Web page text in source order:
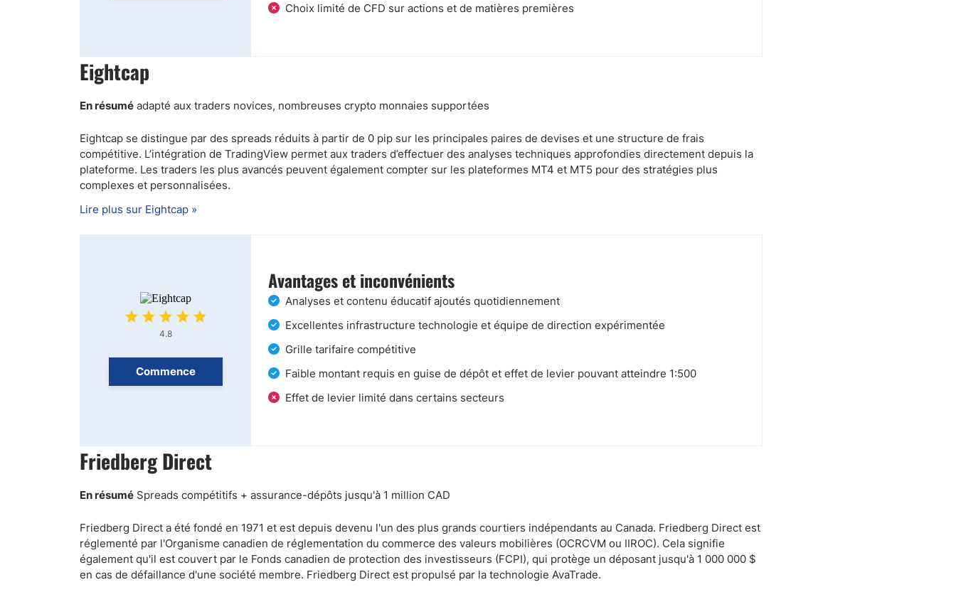
Choix limité de CFD sur actions et de matières premières
Eightcap
En résumé adapté aux traders novices, nombreuses crypto monnaies supportées
Eightcap se distingue par des spreads réduits à partir de 0 pip sur les principales paires de devises et une structure de frais
compétitive. L’intégration de TradingView permet aux traders d’effectuer des analyses techniques approfondies directement depuis la
plateforme. Les traders les plus avancés peuvent également compter sur les plateformes MT4 et MT5 pour des stratégies plus
complexes et personnalisées.
Lire plus sur Eightcap »
4.8
Commence
Avantages et inconvénients
Analyses et contenu éducatif ajoutés quotidiennement
Excellentes infrastructure technologie et équipe de direction expérimentée
Grille tarifaire compétitive
Faible montant requis en guise de dépôt et effet de levier pouvant atteindre 1:500
Effet de levier limité dans certains secteurs
Friedberg Direct
En résumé Spreads compétitifs + assurance-dépôts jusqu'à 1 million CAD
Friedberg Direct a été fondé en 1971 et est depuis devenu l'un des plus grands courtiers indépendants au Canada. Friedberg Direct est
réglementé par l'Organisme canadien de réglementation du commerce des valeurs mobilières (OCRCVM ou IIROC). Cela signifie
également qu'il est couvert par le Fonds canadien de protection des investisseurs (FCPI), qui protège un déposant jusqu'à 1 000 000 $
en cas de défaillance d'une société membre. Friedberg Direct est propulsé par la technologie AvaTrade.